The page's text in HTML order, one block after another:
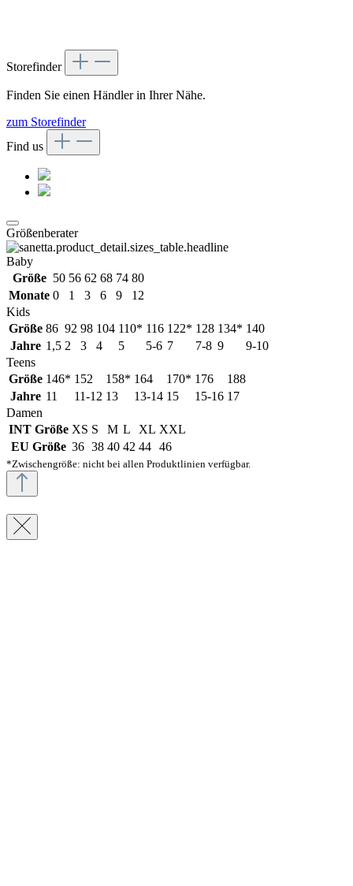
Storefinder
Finden Sie einen Händler in Ihrer Nähe.
zum Storefinder
Find us
Größenberater
Baby
Größe 50 56 62 68 74 80
Monate 0 1 3 6 9
12
Kids
Größe 86 92 98 104 110* 116 122* 128 134* 140
Jahre 1,5 2 3 4 5 5-6 7 7-8 9
9-10
Teens
Größe 146* 152 158* 164 170* 176
188
Jahre 11 11-12 13 13-14 15 15-16 17
Damen
INT Größe XS S M L XL XXL
EU Größe 36 38 40 42 44 46
*Zwischengröße: nicht bei allen Produktlinien verfügbar.